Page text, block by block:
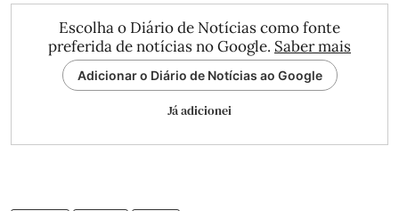
Escolha o Diário de Notícias como fonte
preferida de notícias no Google. Saber mais
Adicionar o Diário de Notícias ao Google
Já adicionei